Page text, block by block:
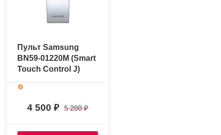
Пульт Samsung
BN59-01220M (Smart
Touch Control J)
4 500 5 200